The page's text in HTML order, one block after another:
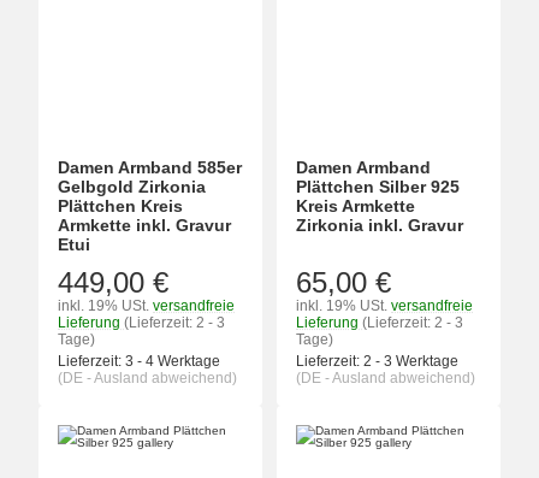
Damen Armband 585er
Gelbgold Zirkonia
Plättchen Kreis
Armkette inkl. Gravur
Etui
449,00 €
inkl. 19% USt. versandfreie
Lieferung (Lieferzeit: 2 - 3
Tage)
Lieferzeit: 3 - 4 Werktage
(DE - Ausland abweichend)
Damen Armband
Plättchen Silber 925
Kreis Armkette
Zirkonia inkl. Gravur
65,00 €
inkl. 19% USt. versandfreie
Lieferung (Lieferzeit: 2 - 3
Tage)
Lieferzeit: 2 - 3 Werktage
(DE - Ausland abweichend)